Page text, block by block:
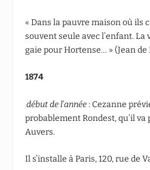
« Dans la pauvre maison où ils
souvent seule avec l’enfant. La
gaie pour Hortense… » (Jean de
1874
début de l’année: Cezanne
probablement Rondest, qu’il
Auvers.
Il s’installe à Paris, 120, rue de